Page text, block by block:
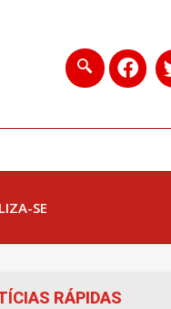
SE
RÁPIDAS